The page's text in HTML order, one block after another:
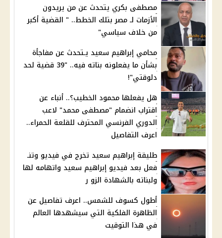
مصطفى بكري يتحدث عن من يريدون
الأزمات لـ مصر بتلك الخطط.. " القضية أكبر
من خلاف سياسي"
محامي إبراهيم سعيد يـتحدث عن مفاجأة
بشأن ما يفعلونه بناته فيه.. "39 قضية لحد
دلوقتي"!
هل يفعلها محمود الخطيب؟.. أنباء عن
اقتراب انضمام "مصطفى محمد" لاعب
الدوري الفرنسي المحترف للقلعة الحمراء..
اعرف التفاصيل
طليقة إبراهيم سعيد تخرج في فيديو وتنـ
فعل بعد فيديو إبراهيم سعيد واتهامه لها
ولبناته بالشهادة الزو ر
أطول كسوف للشمس.. اعرف تفاصيل عن
الظاهرة الفلكية التي سيشهدها العالم
في هذا التوقيت